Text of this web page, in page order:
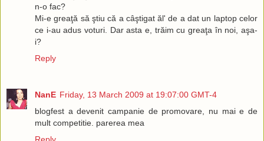
n-o fac?
Mi-e greaţă să ştiu că a câştigat ăl' de a dat un laptop celor
ce i-au adus voturi. Dar asta e, trăim cu greaţa în noi, aşa-
i?
Reply
NanE Friday, 13 March 2009 at 19:07:00 GMT-4
blogfest a devenit campanie de promovare, nu mai e de
mult competitie. parerea mea
Reply